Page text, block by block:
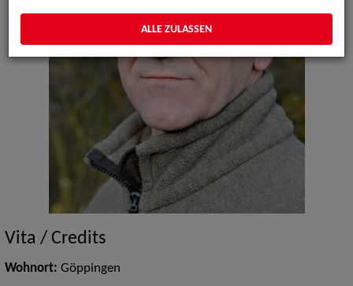
Vita / Credits
Wohnort: Göppingen
ALLE ZULASSEN